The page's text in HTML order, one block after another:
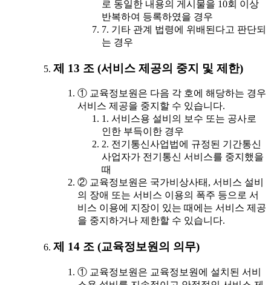
로 동일한 내용의 게시물을 10회 이상
반복하여 등록하였을 경우
7. 기타 관계 법령에 위배된다고 판단되
는 경우
제 13 조 (서비스 제공의 중지 및 제한)
① 교육정보원은 다음 각 호에 해당하는 경우
서비스 제공을 중지할 수 있습니다.
1. 서비스용 설비의 보수 또는 공사로
인한 부득이한 경우
2. 전기통신사업법에 규정된 기간통신
사업자가 전기통신 서비스를 중지했을
때
② 교육정보원은 국가비상사태, 서비스 설비
의 장애 또는 서비스 이용의 폭주 등으로 서
비스 이용에 지장이 있는 때에는 서비스 제공
을 중지하거나 제한할 수 있습니다.
제 14 조 (교육정보원의 의무)
① 교육정보원은 교육정보원에 설치된 서비